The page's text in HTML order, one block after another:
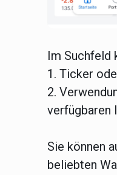
Im Suchfeld
1. Ticker
2.
verfügbaren
Sie können
beliebten